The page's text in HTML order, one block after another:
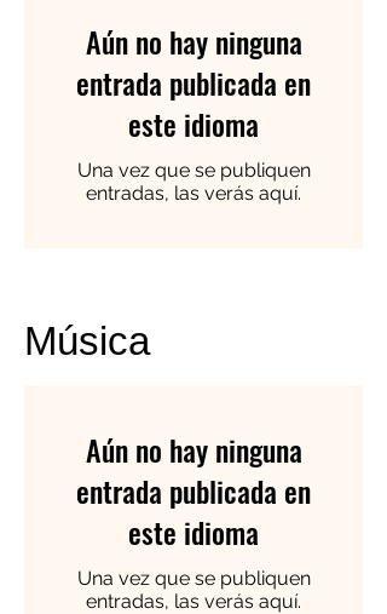
Aún no hay ninguna
entrada publicada en
este idioma
Una vez que se publiquen
entradas, las verás aquí.
Música
Aún no hay ninguna
entrada publicada en
este idioma
Una vez que se publiquen
entradas, las verás aquí.